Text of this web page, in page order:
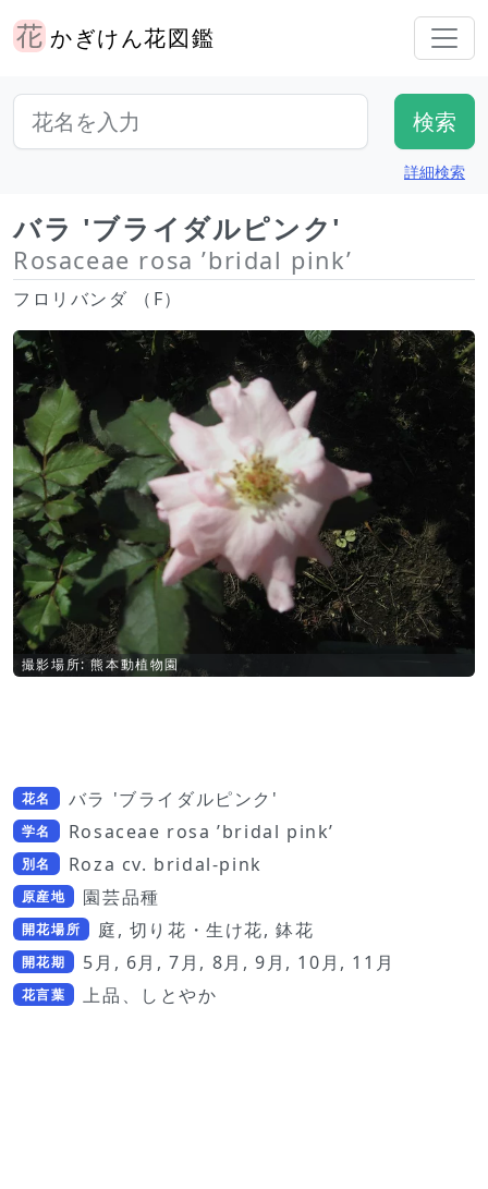
かぎけん花図鑑
詳細検索
バラ 'ブライダルピンク'
Rosaceae rosa ’bridal pink’
フロリバンダ （F）
撮影場所: 熊本動植物園
花名 バラ 'ブライダルピンク'
学名 Rosaceae rosa ’bridal pink’
別名 Roza cv. bridal-pink
原産地 園芸品種
開花場所 庭, 切り花・生け花, 鉢花
開花期 5月, 6月, 7月, 8月, 9月, 10月, 11月
花言葉 上品、しとやか